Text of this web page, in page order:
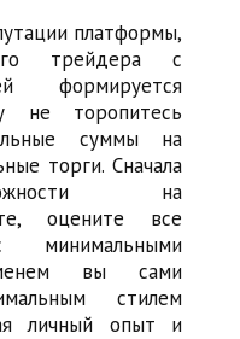
платформы,
трейдера с
формируется
не торопитесь
суммы на
торги. Сначала
на
оцените все
вы сами
стилем
личный опыт и